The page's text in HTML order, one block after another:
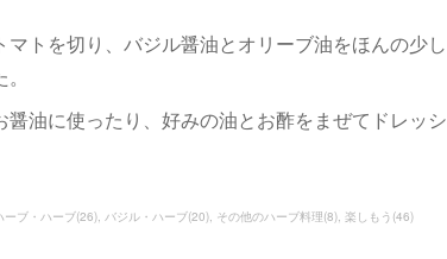
トを切り、バジル醤油とオリーブ油をほんの少し
油に使ったり、好みの油とお酢をまぜてドレッシ
ーブ・ハーブ(26) バジル・ハーブ(20) その他のハーブ料理(8) 楽しもう (46)